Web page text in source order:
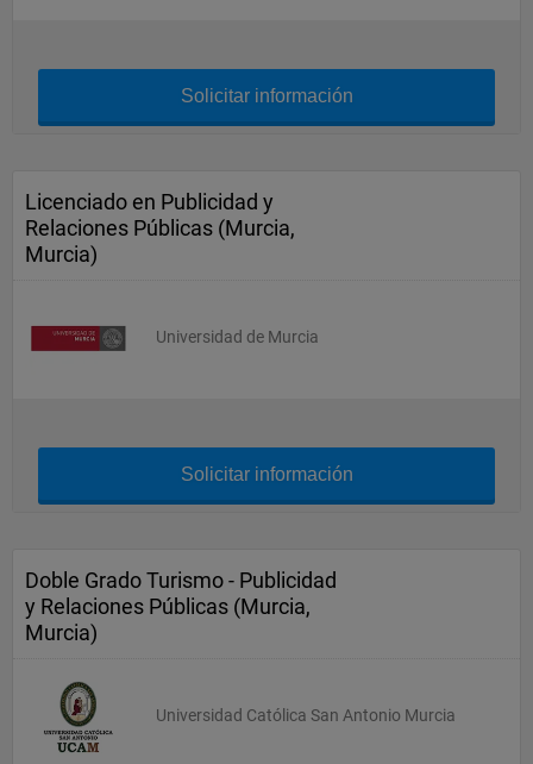
Solicitar información
Licenciado en Publicidad y
Relaciones Públicas (Murcia,
Murcia)
Universidad de Murcia
Solicitar información
Doble Grado Turismo - Publicidad
y Relaciones Públicas (Murcia,
Murcia)
Universidad Católica San Antonio Murcia